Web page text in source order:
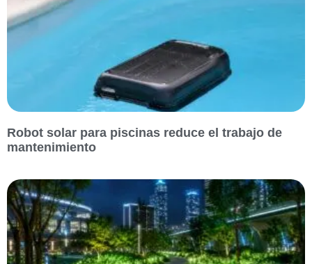
Robot solar para piscinas reduce el trabajo de
mantenimiento